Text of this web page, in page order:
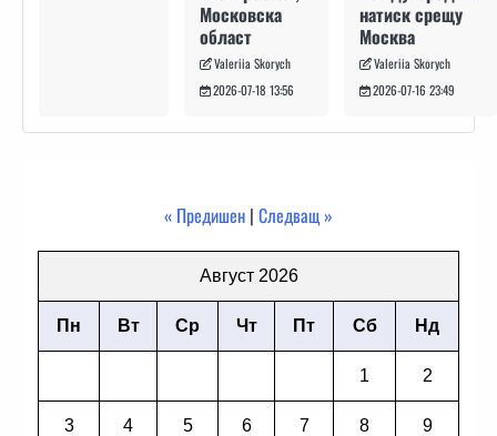
Московска
област
Valeriia Skorych
2026-07-18 13:56
натиск срещу
Москва
Valeriia Skorych
2026-07-16 23:49
« Предишен | Следващ »
Август 2026
Пн Вт Ср Чт Пт Сб Нд
1 2
3 4 5 6 7 8 9